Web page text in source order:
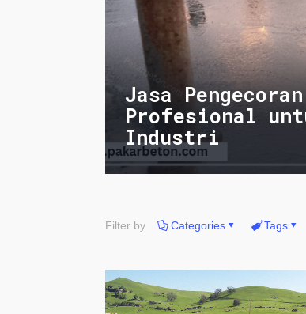
Jasa
Profesional
Industri
Filter by Categories Tags